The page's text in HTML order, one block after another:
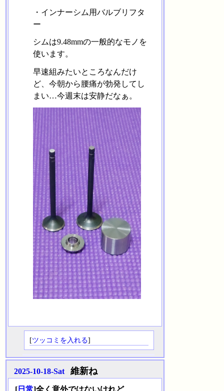
・インナーシム用バルブリフタ
ー
シムは9.48mmの一般的なモノを
使います。
早速組みたいところなんだけ
ど、今朝から腰痛が勃発してし
まい…今週末は安静だなぁ。
[ツッコミを入れる]
2025-10-18-Sat 維新ね